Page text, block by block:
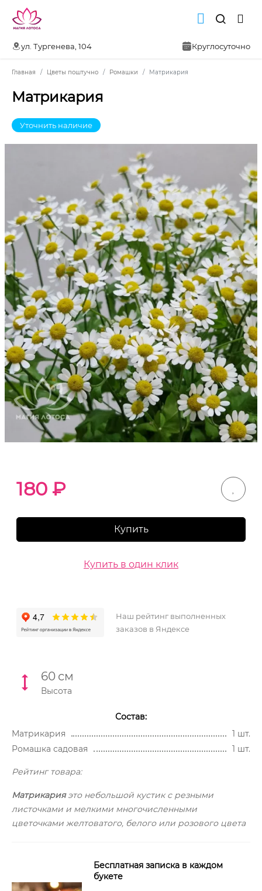
ул. Тургенева, 104 Круглосуточно
Главная Цветы поштучно Ромашки Матрикария
Матрикария
Уточнить наличие
180 ₽
Купить
Купить в один клик
Наш рейтинг выполненных
заказов в Яндексе
60 см
Высота
Состав:
Матрикария
1 шт.
Ромашка садовая
1 шт.
Рейтинг товара:
Матрикарияэто небольшой кустик с резными
листочками и мелкими многочисленными
цветочками желтоватого, белого или розового цвета
Бесплатная записка в каждом
букете